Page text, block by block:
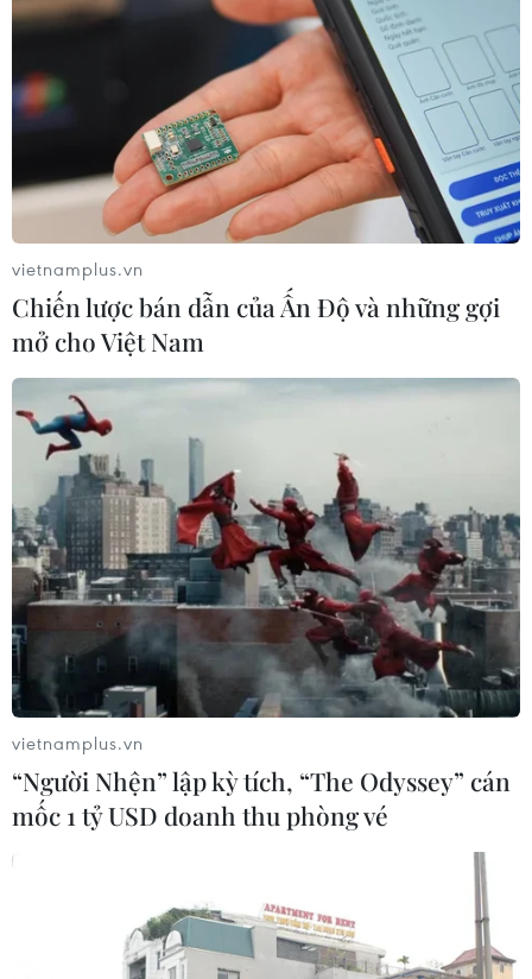
vietnamplus.vn
Chiến lược bán dẫn của Ấn Độ và những gợi
mở cho Việt Nam
vietnamplus.vn
“Người Nhện” lập kỳ tích, “The Odyssey” cán
mốc 1 tỷ USD doanh thu phòng vé